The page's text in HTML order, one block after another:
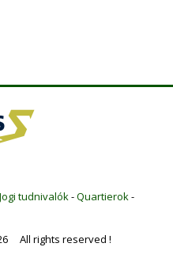
Jogi tudnivalók-Quartierok-
All rights reserved !